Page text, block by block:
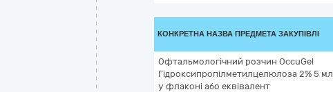
КОНКРЕТНА НАЗВА ПРЕДМЕТА ЗАКУПІВЛІ
Офтальмологічний розчин OccuGel
Гідроксипропілметилцелюлоза 2% 5 мл
у флаконі або еквівалент